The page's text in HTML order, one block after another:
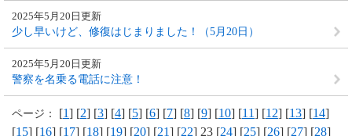
少し早いけど、修復はじまりました！（5月20日）
2025年5月20日更新
警察を名乗る電話に注意！
2025年5月20日更新
ページ： [1] [2] [3] [4] [5] [6] [7] [8] [9] [10] [11] [12] [13] [14]
[15] [16] [17] [18] [19] [20] [21] [22] 23 [24] [25] [26] [27] [28]